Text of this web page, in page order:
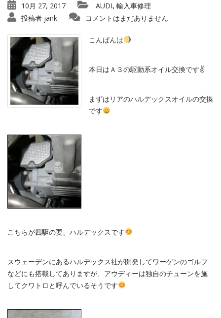
10月 27, 2017 AUDI, 輸入車修理
投稿者 jank コメントはまだありません
こんばんは
本日はＡ３の駆動系オイル交換です✌️
まずはリアのハルデックスオイルの交換
です
こちらが四駆の要、ハルデックスです
スウェーデンにあるハルデックス社が開発してワーゲンのゴルフ
などにも搭載してありますが、アウディーは独自のチューンを施
してクワトロと呼んでいるそうです